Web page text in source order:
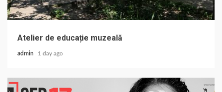
Atelier de educație muzeală
admin 1 day ago